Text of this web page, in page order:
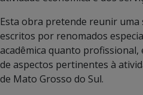
Esta obra pretende reunir
escritos por renomados
acadêmica quanto
de aspectos pertinentes à
de Mato Grosso do Sul.